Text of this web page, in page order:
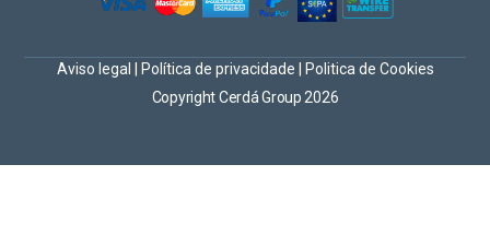
Copyright Cerdá Group 2026
Aviso legal Política de privacidade Politica de Cookies